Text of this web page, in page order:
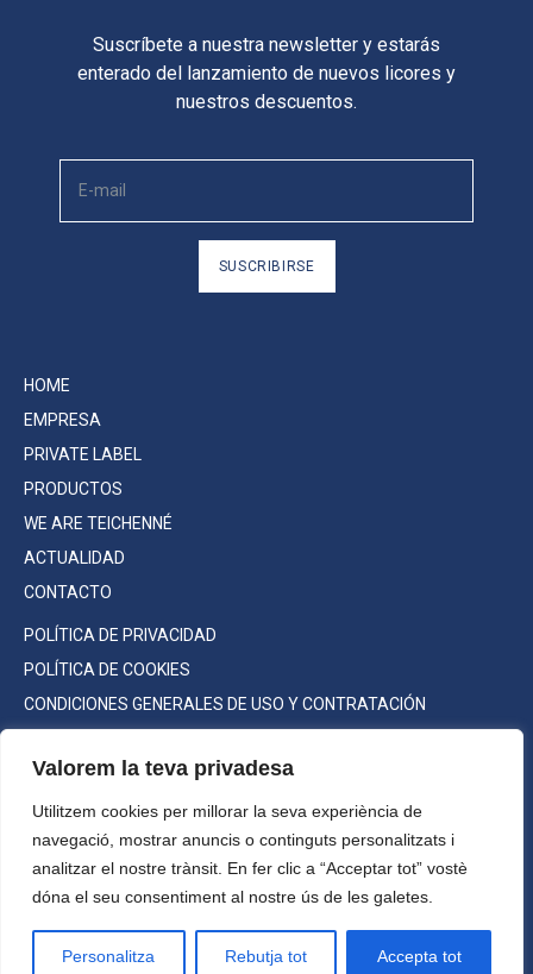
Valorem la teva privadesa
Utilitzem cookies per millorar la seva experiència de
navegació, mostrar anuncis o continguts personalitzats i
analitzar el nostre trànsit. En fer clic a “Acceptar tot” vostè
dóna el seu consentiment al nostre ús de les galetes.
Personalitza Rebutja tot Accepta tot
HOME
EMPRESA
PRIVATE LABEL
PRODUCTOS
WE ARE TEICHENNÉ
ACTUALIDAD
CONTACTO
POLÍTICA DE PRIVACIDAD
POLÍTICA DE COOKIES
CONDICIONES GENERALES DE USO Y CONTRATACIÓN
Suscríbete a nuestra newsletter y estarás
enterado del lanzamiento de nuevos licores y
nuestros descuentos.
SUSCRIBIRSE
Máxima graduación a la venta:
Alc. 70% vol.
Consumo responsable
©2022 Teichenné S.A. Todos los
derechos reservados.